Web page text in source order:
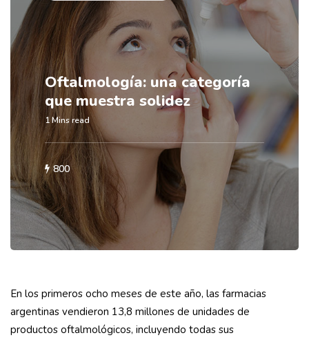
Oftalmología: una categoría
que muestra solidez
1 Mins read
800
En los primeros ocho meses de este año, las farmacias
argentinas vendieron 13,8 millones de unidades de
productos oftalmológicos, incluyendo todas sus